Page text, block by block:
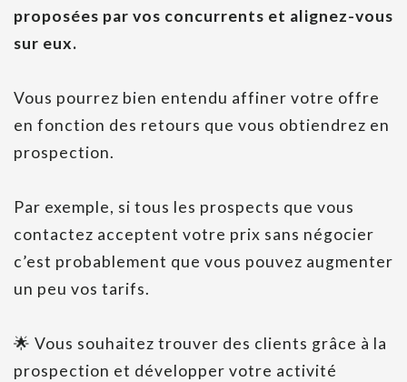
proposées par vos concurrents et alignez-vous
sur eux.
Vous pourrez bien entendu affiner votre offre
en fonction des retours que vous obtiendrez en
prospection.
Par exemple, si tous les prospects que vous
contactez acceptent votre prix sans négocier
c’est probablement que vous pouvez augmenter
un peu vos tarifs.
🌟 Vous souhaitez trouver des clients grâce à la
prospection et développer votre activité